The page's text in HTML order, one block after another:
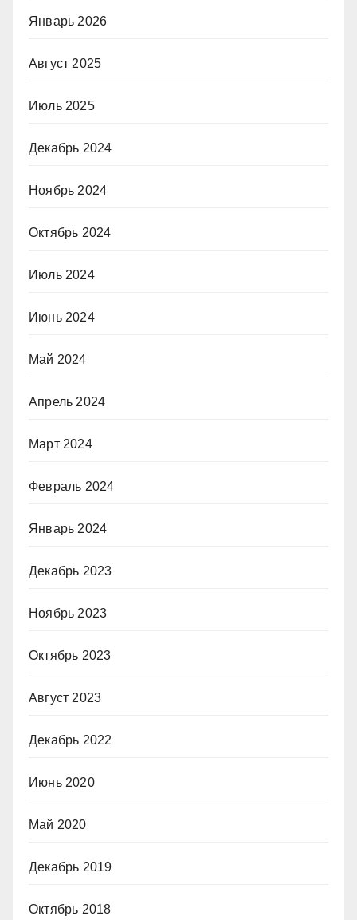
Январь 2026
Август 2025
Июль 2025
Декабрь 2024
Ноябрь 2024
Октябрь 2024
Июль 2024
Июнь 2024
Май 2024
Апрель 2024
Март 2024
Февраль 2024
Январь 2024
Декабрь 2023
Ноябрь 2023
Октябрь 2023
Август 2023
Декабрь 2022
Июнь 2020
Май 2020
Декабрь 2019
Октябрь 2018